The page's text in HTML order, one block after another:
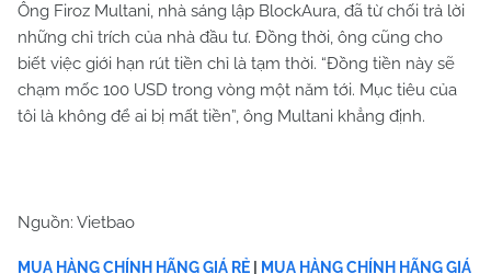
Ông Firoz Multani, nhà sáng lập BlockAura, đã từ chối trả lời
những chỉ trích của nhà đầu tư. Đồng thời, ông cũng cho
biết việc giới hạn rút tiền chỉ là tạm thời. “Đồng tiền này sẽ
chạm mốc 100 USD trong vòng một năm tới. Mục tiêu của
tôi là không để ai bị mất tiền”, ông Multani khẳng định.
Nguồn: Vietbao
MUA HÀNG CHÍNH HÃNG GIÁ RẺ
MUA HÀNG CHÍNH HÃNG GIÁ